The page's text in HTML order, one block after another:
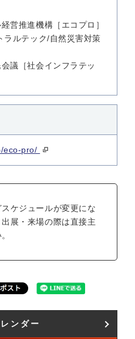
営推進機構［エコプロ］
ラルテック/自然災害対策
議［社会インフラテッ
eco-pro/
ケジュールが変更にな
展・来場の際は直接主
ンダー​